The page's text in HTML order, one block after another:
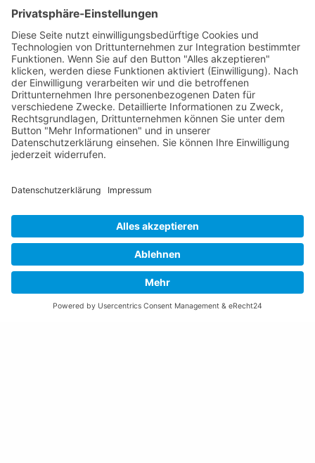
9494 Schaan
Tel +423 / 237 72 00
Email schreiben
Impressum
Datenschutzerklärung
Nutzungsbedingungen Chatbot
Barrierefreiheit
Öffnungszeiten Rathaus
Montag bis Donnerstag:
08:00 – 11:30 und 13:30 – 17:00 Uhr
(vor Feiertagen bis 16:00 Uhr)
Freitag:
08:00 – 11:30 Uhr